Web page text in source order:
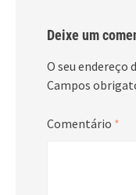
Deixe um
O seu endereço
Campos
Comentário *